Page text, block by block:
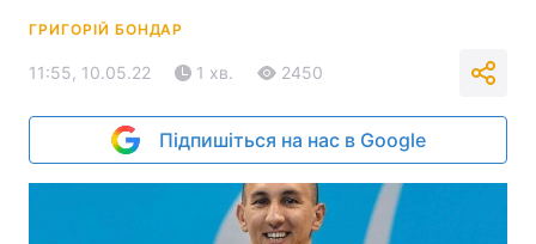
ГРИГОРІЙ БОНДАР
11:55, 10.05.22 1 хв. 2450
Підпишіться на нас в Google